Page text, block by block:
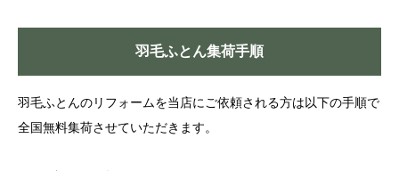
羽毛ふとん集荷手順
羽毛ふとんのリフォームを当店にご依頼される方は以下の手順で
全国無料集荷させていただきます。